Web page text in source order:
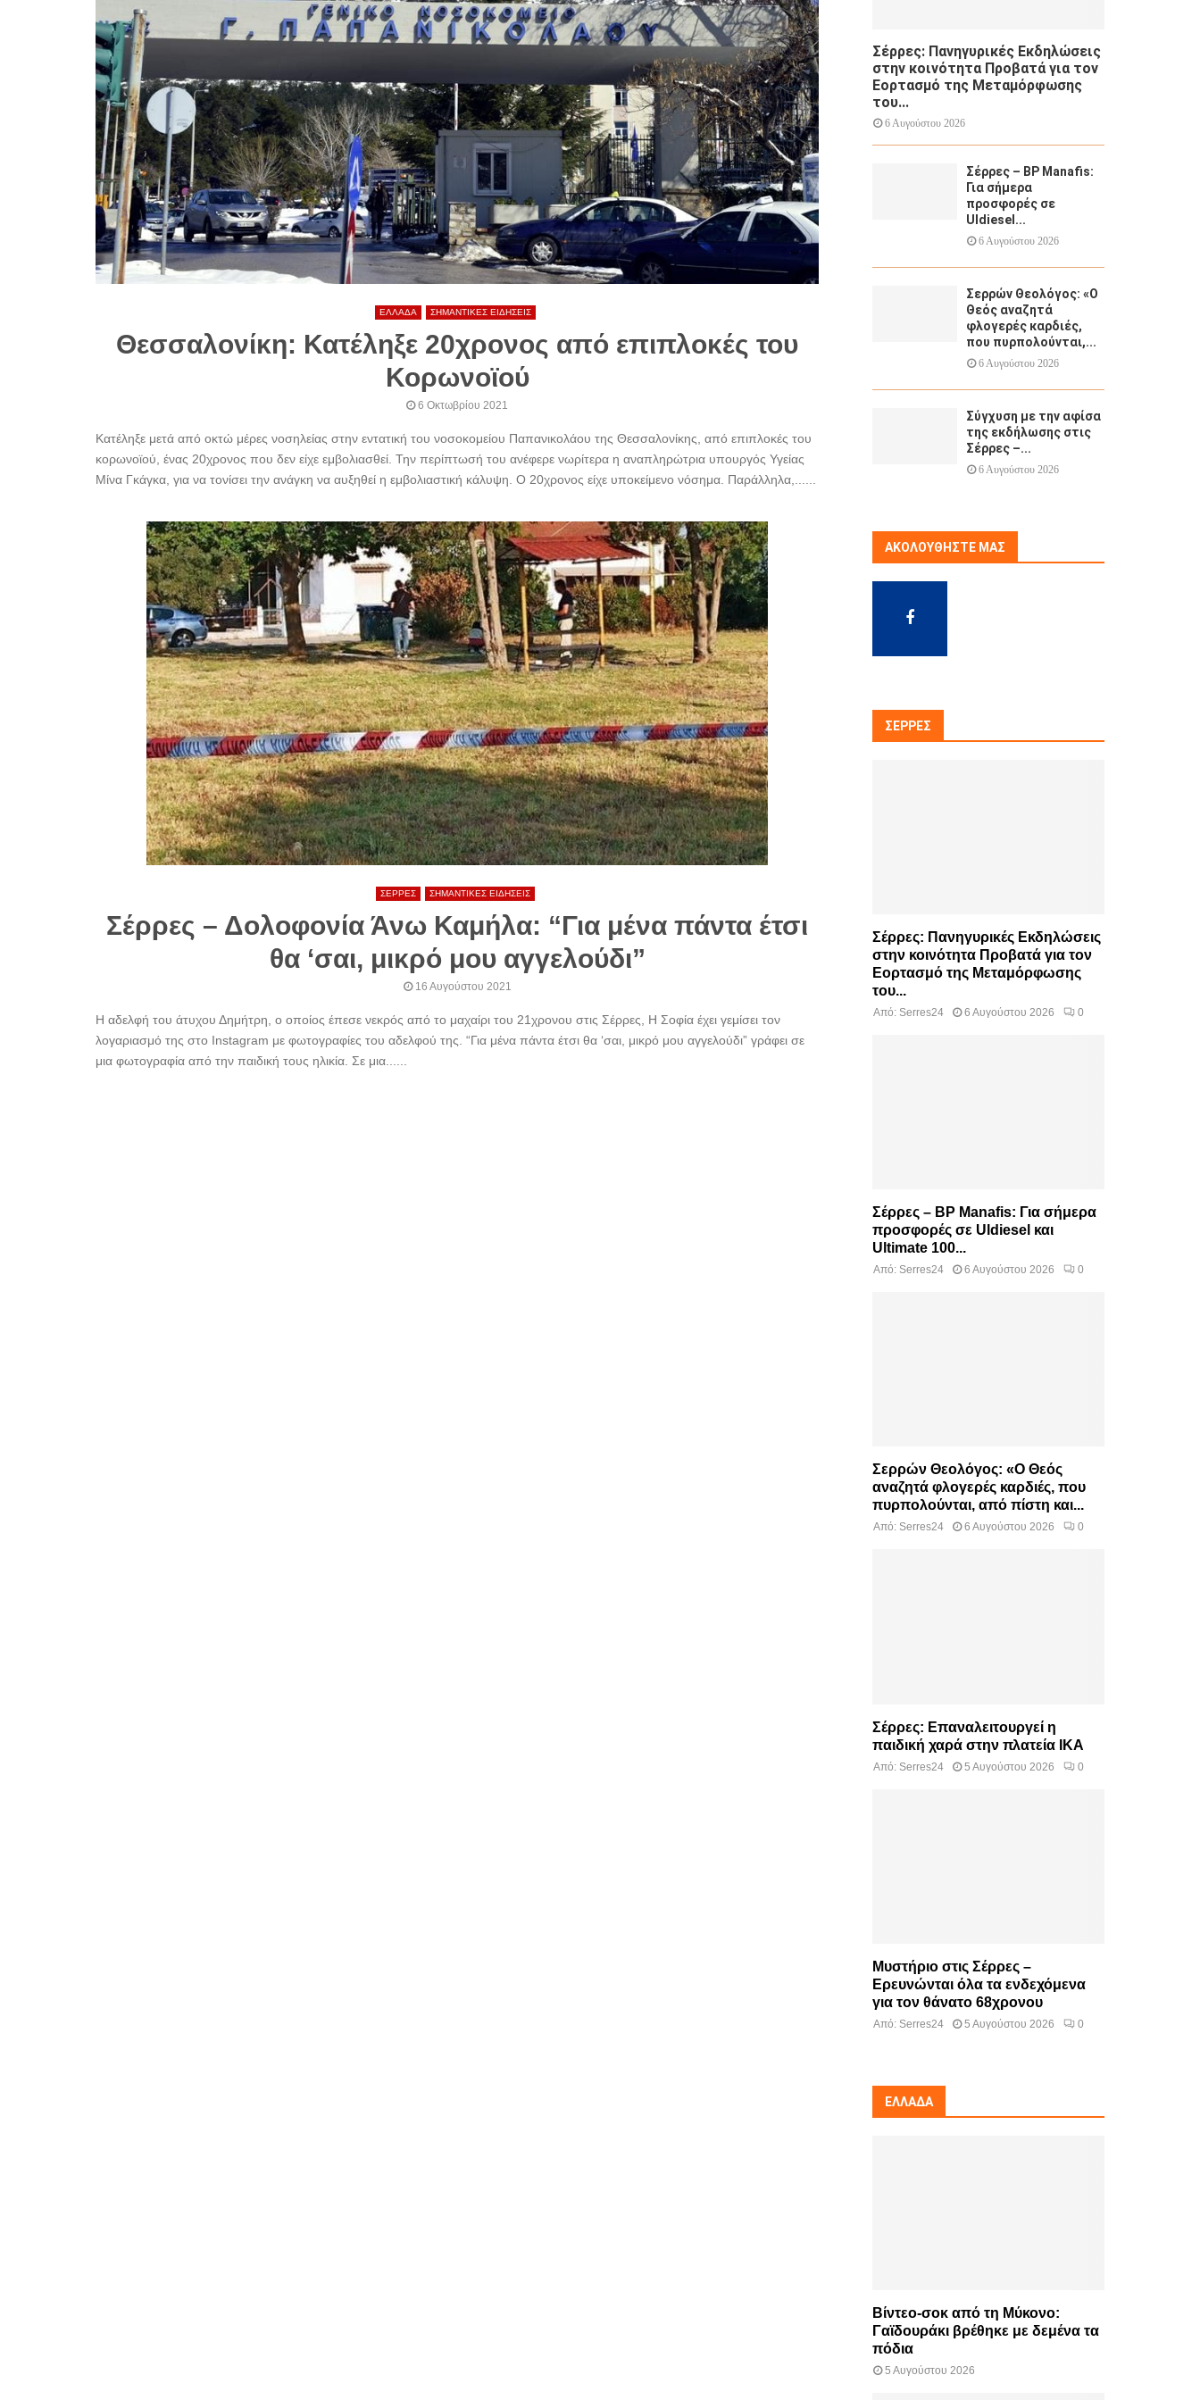
ΕΛΛΑΔΑ ΣΗΜΑΝΤΙΚΕΣ ΕΙΔΗΣΕΙΣ
Θεσσαλονίκη: Κατέληξε 20χρονος από επιπλοκές του
Κορωνοϊού
6 Οκτωβρίου 2021
Κατέληξε μετά από οκτώ μέρες νοσηλείας στην εντατική του νοσοκομείου Παπανικολάου της Θεσσαλονίκης, από επιπλοκές του
κορωνοϊού, ένας 20χρονος που δεν είχε εμβολιασθεί. Την περίπτωσή του ανέφερε νωρίτερα η αναπληρώτρια υπουργός Υγείας
Μίνα Γκάγκα, για να τονίσει την ανάγκη να αυξηθεί η εμβολιαστική κάλυψη. Ο 20χρονος είχε υποκείμενο νόσημα. Παράλληλα,......
ΣΕΡΡΕΣ ΣΗΜΑΝΤΙΚΕΣ ΕΙΔΗΣΕΙΣ
Σέρρες – Δολοφονία Άνω Καμήλα: “Για μένα πάντα έτσι
θα ‘σαι, μικρό μου αγγελούδι”
16 Αυγούστου 2021
Η αδελφή του άτυχου Δημήτρη, ο οποίος έπεσε νεκρός από το μαχαίρι του 21χρονου στις Σέρρες, Η Σοφία έχει γεμίσει τον
λογαριασμό της στο Instagram με φωτογραφίες του αδελφού της. “Για μένα πάντα έτσι θα ‘σαι, μικρό μου αγγελούδι” γράφει σε
μια φωτογραφία από την παιδική τους ηλικία. Σε μια......
Σέρρες: Πανηγυρικές Εκδηλώσεις
στην κοινότητα Προβατά για τον
Εορτασμό της Μεταμόρφωσης
του...
6 Αυγούστου 2026
Σέρρες – BP Manafis:
Για σήμερα
προσφορές σε
Uldiesel...
6 Αυγούστου 2026
Σερρών Θεολόγος: «Ο
Θεός αναζητά
φλογερές καρδιές,
που πυρπολούνται,...
6 Αυγούστου 2026
Σύγχυση με την αφίσα
της εκδήλωσης στις
Σέρρες –...
6 Αυγούστου 2026
ΑΚΟΛΟΥΘΉΣΤΕ ΜΑΣ
ΣΈΡΡΕΣ
Σέρρες: Πανηγυρικές Εκδηλώσεις
στην κοινότητα Προβατά για τον
Εορτασμό της Μεταμόρφωσης
του...
Από: Serres24 6 Αυγούστου 2026 0
Σέρρες – BP Manafis: Για σήμερα
προσφορές σε Uldiesel και
Ultimate 100...
Από: Serres24 6 Αυγούστου 2026 0
Σερρών Θεολόγος: «Ο Θεός
αναζητά φλογερές καρδιές, που
πυρπολούνται, από πίστη και...
Από: Serres24 6 Αυγούστου 2026 0
Σέρρες: Επαναλειτουργεί η
παιδική χαρά στην πλατεία ΙΚΑ
Από: Serres24 5 Αυγούστου 2026 0
Μυστήριο στις Σέρρες –
Ερευνώνται όλα τα ενδεχόμενα
για τον θάνατο 68χρονου
Από: Serres24 5 Αυγούστου 2026 0
ΕΛΛΆΔΑ
Βίντεο-σοκ από τη Μύκονο:
Γαϊδουράκι βρέθηκε με δεμένα τα
πόδια
5 Αυγούστου 2026